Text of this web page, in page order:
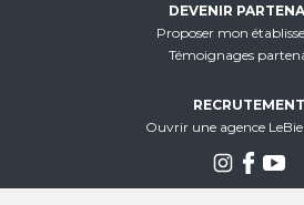
DEVENIR
Proposer mon
Témoignages
RECRUTEMENT
Ouvrir une agence